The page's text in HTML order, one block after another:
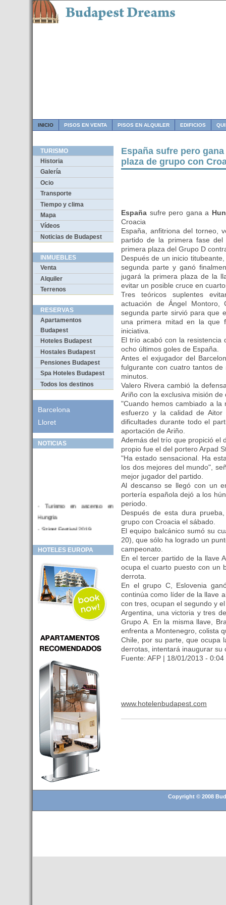
INICIO PISOS EN VENTA PISOS EN ALQUILER EDIFICIOS
TURISMO
Historia
Galería
Ocio
Transporte
Tiempo y clima
Mapa
Vídeos
Noticias de Budapest
INMUEBLES
Venta
Alquiler
Terrenos
RESERVAS
Apartamentos
Budapest
Hoteles Budapest
Hostales Budapest
Pensiones Budapest
Spa Hoteles Budapest
Todos los destinos
Barcelona
Lloret
NOTICIAS
- Turismo en ascenso en
Hungria
- Sziget Festival 2019
Hotel en venta en zona PRIME
- Inversor para hotel
- Hotel en venta Budapest
- Budapest y Cracovia, las
ciudades de moda en 2018
- Inaugurado en BUDAPEST el
puede ser controlado por
Smarthfones de sus clientes
- HOTEL Moments Budapest,
éste sí es un ‘gran hotel
Budapest’.
- Hoteles en BUDAPEST:
Resultados octubre de 2016,
subida del 15% ocupación y
del 25,6% en el RevPar
- Nuevo Hotel en Budapest
bajo la marca Exe Hotusa
- Transfer Aeropuerto de
BUDAPEST
HOTELES EUROPA
España sufre pero
plaza de grupo con
España sufre pero gana a
Croacia
España, anfitriona del torneo,
partido de la primera fase
primera plaza del Grupo D
Después de un inicio
segunda parte y ganó
jugará la primera plaza de la
evitar un posible cruce en
Tres teóricos suplentes
actuación de Ángel
segunda parte sirvió para que
una primera mitad en la que
iniciativa.
El trío acabó con la
ocho últimos goles de España.
Antes el exjugador del
fulgurante con cuatro tantos
minutos.
Valero Rivera cambió la
Ariño con la exclusiva misión
"Cuando hemos cambiado a la
esfuerzo y la calidad de
dificultades durante todo el
aportación de Ariño.
Además del trío que propició el
propio fue el del portero Arpad
"Ha estado sensacional. Ha
los dos mejores del mundo",
mejor jugador del partido.
Al descanso se llegó con un
portería española dejó a los
periodo.
Después de esta dura
grupo con Croacia el sábado.
El equipo balcánico sumó su
20), que sólo ha logrado un
campeonato.
En el tercer partido de la llave
ocupa el cuarto puesto con un
derrota.
En el grupo C, Eslovenia
continúa como líder de la llave
con tres, ocupan el segundo y
Argentina, una victoria y tres
Grupo A. En la misma llave,
enfrenta a Montenegro, colista
Chile, por su parte, que ocupa
derrotas, intentará inaugurar su
Fuente: AFP | 18/01/2013 - 0:04
www.hotelenbudapest.com
Copyright © 2008